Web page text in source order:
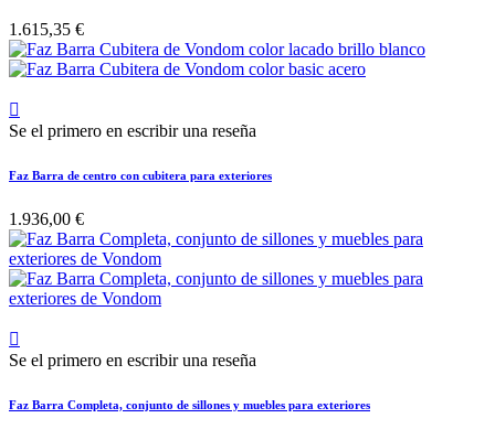
1.615,35 €

Se el primero en escribir una reseña
Faz Barra de centro con cubitera para exteriores
1.936,00 €

Se el primero en escribir una reseña
Faz Barra Completa, conjunto de sillones y muebles para exteriores